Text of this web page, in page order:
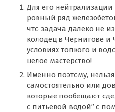
Для его нейтрализации
ровный ряд
что задача далеко не
колодец в Чернигове и
условиях топкого и
целое мастерство!
Именно поэтому,
самостоятельно или
которые пообещают
с питьевой водой” с